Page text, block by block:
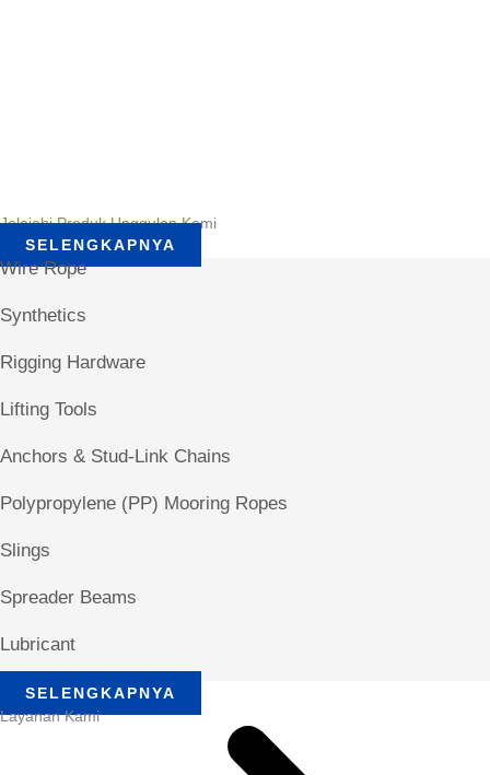
Jelajahi Produk Unggulan Kami
SELENGKAPNYA
Wire Rope
Synthetics
Rigging Hardware
Lifting Tools
Anchors & Stud-Link Chains
Polypropylene (PP) Mooring Ropes
Slings
Spreader Beams
Lubricant
SELENGKAPNYA
Layanan Kami